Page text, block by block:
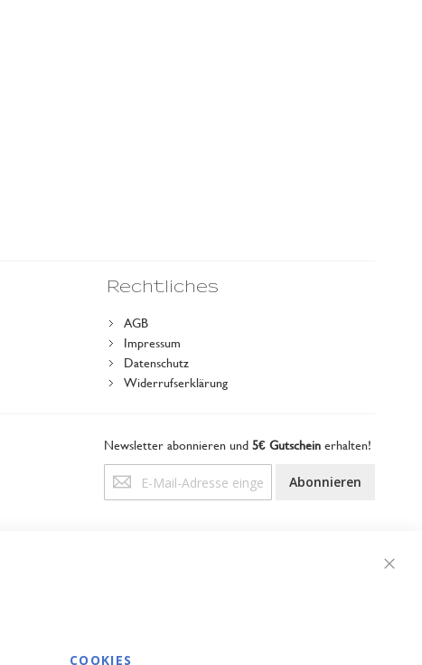
Rechtliches
AGB
Impressum
Datenschutz
Widerrufserklärung
Newsletter abonnieren und5€ Gutscheinerhalten!
Anmeldung
zum
Abonnieren
COOKIES